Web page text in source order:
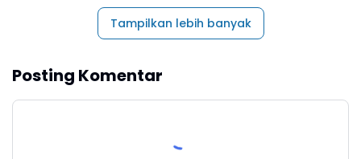
Tampilkan lebih banyak
Posting Komentar